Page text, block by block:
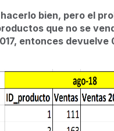
bien, pero el
que no se
entonces devuelve